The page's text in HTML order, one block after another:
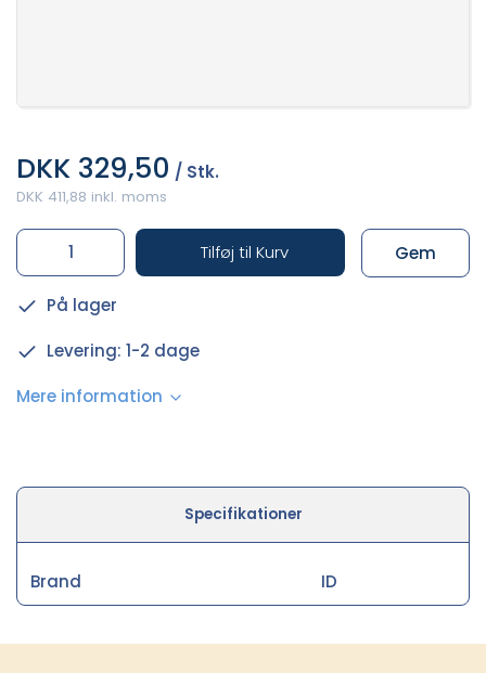
DKK 329,50 / Stk.
DKK 411,88 inkl. moms
Tilføj til Kurv Gem
På lager
Levering: 1-2 dage
Mere information
Specifikationer
Brand ID